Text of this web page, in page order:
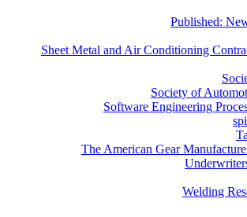
Published:
Sheet Metal and Air Conditioning
Society of
Software Engineering
The American Gear
Welding